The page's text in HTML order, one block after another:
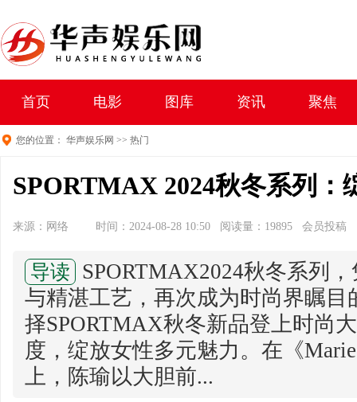
首页 电影 图库 资讯 聚焦
您的位置： 华声娱乐网 >> 热门
SPORTMAX 2024秋冬系列：
来源：网络 时间：2024-08-28 10:50 阅读量：19895 会员投稿
导读
SPORTMAX2024秋冬系列
与精湛工艺，再次成为时尚界瞩目
择SPORTMAX秋冬新品登上时尚
度，绽放女性多元魅力。在《
上，陈瑜以大胆前...